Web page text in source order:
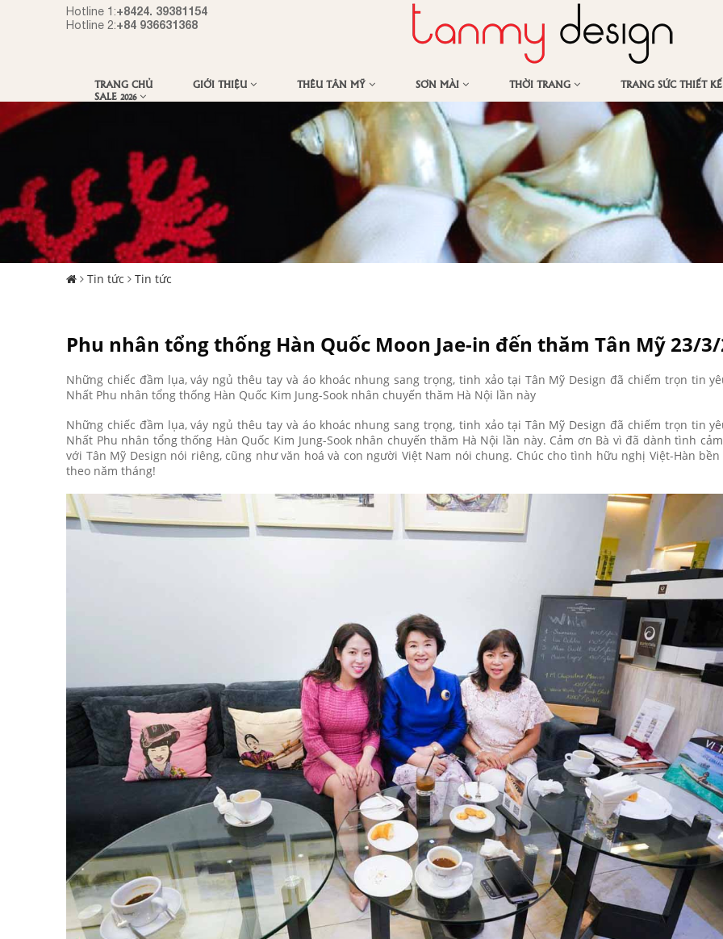
Hotline 1:+8424. 39381154
Hotline 2:+84 936631368
TRANG CHỦ GIỚI THIỆU THÊU TÂN MỸ SƠN MÀI THỜI TRANG
TRANG SỨC THIẾT
SALE 2026
Tin tức Tin tức
Phu nhân tổng thống Hàn Quốc Moon Jae-in đến thăm Tân Mỹ 23/
Những chiếc đầm lụa, váy ngủ thêu tay và áo khoác nhung sang trọng, tinh xảo tại Tân Mỹ Design đã chiếm trọn tin
Nhất Phu nhân tổng thống Hàn Quốc Kim Jung-Sook nhân chuyến thăm Hà Nội lần này
Những chiếc đầm lụa, váy ngủ thêu tay và áo khoác nhung sang trọng, tinh xảo tại Tân Mỹ Design đã chiếm trọn tin
Nhất Phu nhân tổng thống Hàn Quốc Kim Jung-Sook nhân chuyến thăm Hà Nội lần này. Cảm ơn Bà vì đã dành tình
với Tân Mỹ Design nói riêng, cũng như văn hoá và con người Việt Nam nói chung. Chúc cho tình hữu nghị Việt-Hàn
theo năm tháng!